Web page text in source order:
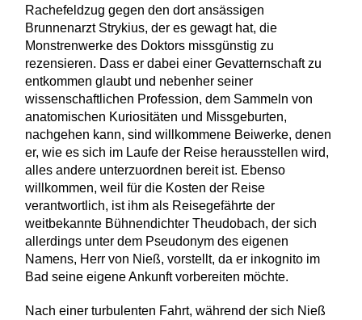
Rachefeldzug gegen den dort ansässigen
Brunnenarzt Strykius, der es gewagt hat, die
Monstrenwerke des Doktors missgünstig zu
rezensieren. Dass er dabei einer Gevatternschaft zu
entkommen glaubt und nebenher seiner
wissenschaftlichen Profession, dem Sammeln von
anatomischen Kuriositäten und Missgeburten,
nachgehen kann, sind willkommene Beiwerke, denen
er, wie es sich im Laufe der Reise herausstellen wird,
alles andere unterzuordnen bereit ist. Ebenso
willkommen, weil für die Kosten der Reise
verantwortlich, ist ihm als Reisegefährte der
weitbekannte Bühnendichter Theudobach, der sich
allerdings unter dem Pseudonym des eigenen
Namens, Herr von Nieß, vorstellt, da er inkognito im
Bad seine eigene Ankunft vorbereiten möchte.
Nach einer turbulenten Fahrt, während der sich Nieß